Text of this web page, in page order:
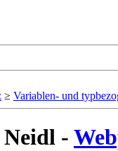
≥ Variablen- und
-